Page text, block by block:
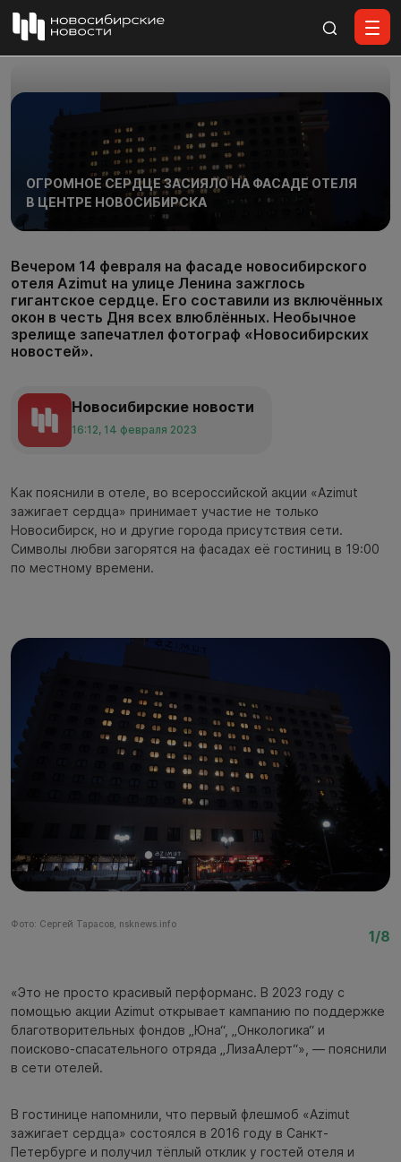
ОГРОМНОЕ СЕРДЦЕ ЗАСИЯЛО НА ФАСАДЕ ОТЕЛЯ
В ЦЕНТРЕ НОВОСИБИРСКА
Вечером 14 февраля на фасаде новосибирского
отеля Azimut на улице Ленина зажглось
гигантское сердце. Его составили из включённых
окон в честь Дня всех влюблённых. Необычное
зрелище запечатлел фотограф «Новосибирских
новостей».
Новосибирские новости
16:12, 14 февраля 2023
Как пояснили в отеле, во всероссийской акции «Azimut
зажигает сердца» принимает участие не только
Новосибирск, но и другие города присутствия сети.
Символы любви загорятся на фасадах её гостиниц в 19:00
по местному времени.
Фото: Сергей Тарасов, nsknews.info
1/8
«Это не просто красивый перформанс. В 2023 году с
помощью акции Azimut открывает кампанию по поддержке
благотворительных фондов „Юна“, „Онкологика“ и
поисково-спасательного отряда „ЛизаАлерт“», — пояснили
в сети отелей.
В гостинице напомнили, что первый флешмоб «Azimut
зажигает сердца» состоялся в 2016 году в Санкт-
Петербурге и получил тёплый отклик у гостей отеля и